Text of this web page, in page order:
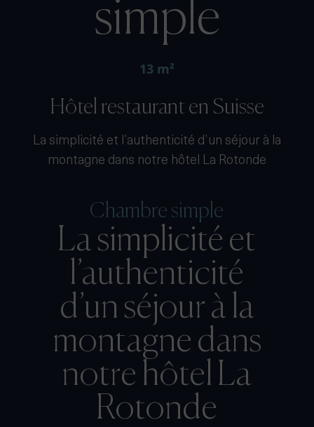
simple
13 m²
Hôtel restaurant en Suisse
La simplicité et l’authenticité d’un séjour à la
montagne dans notre hôtel La Rotonde
Chambre simple
La simplicité et
l’authenticité
d’un séjour à la
montagne dans
notre hôtel La
Rotonde